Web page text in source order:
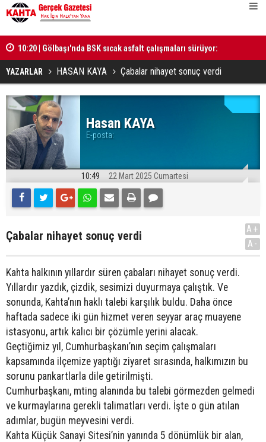
10:20 | Gölbaşı'nda BSK sıcak asfalt çalışmaları sürüyor:
42 kilometrelik hedefte sona yaklaşıldı
YAZARLAR HASAN KAYA Çabalar nihayet sonuç verdi
Hasan KAYA
E-posta:
10:49 22 Mart 2025 Cumartesi
Çabalar nihayet sonuç verdi
A+
A-
Kahta halkının yıllardır süren çabaları nihayet sonuç verdi.
Yıllardır yazdık, çizdik, sesimizi duyurmaya çalıştık. Ve
sonunda, Kahta’nın haklı talebi karşılık buldu. Daha önce
haftada sadece iki gün hizmet veren seyyar araç muayene
istasyonu, artık kalıcı bir çözümle yerini alacak.
Geçtiğimiz yıl, Cumhurbaşkanı’nın seçim çalışmaları
kapsamında ilçemize yaptığı ziyaret sırasında, halkımızın bu
sorunu pankartlarla dile getirilmişti.
Cumhurbaşkanı, mting alanında bu talebi görmezden gelmedi
ve kurmaylarına gerekli talimatları verdi. İşte o gün atılan
adımlar, bugün meyvesini verdi.
Kahta Küçük Sanayi Sitesi’nin yanında 5 dönümlük bir alan,